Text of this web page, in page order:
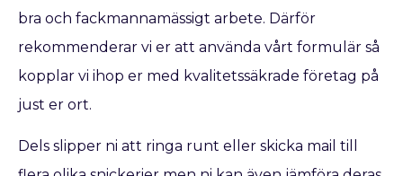
bra och fackmannamässigt arbete. Därför
rekommenderar vi er att använda vårt formulär så
kopplar vi ihop er med kvalitetssäkrade företag på
just er ort.
Dels slipper ni att ringa runt eller skicka mail till